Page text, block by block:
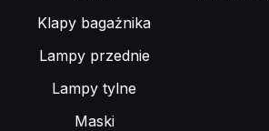
Klapy bagażnika
Lampy przednie
Lampy tylne
Maski